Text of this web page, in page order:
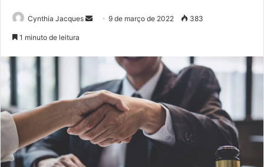
Cynthia Jacques
Mande9 de março de 2022 383
1 minuto de leitura